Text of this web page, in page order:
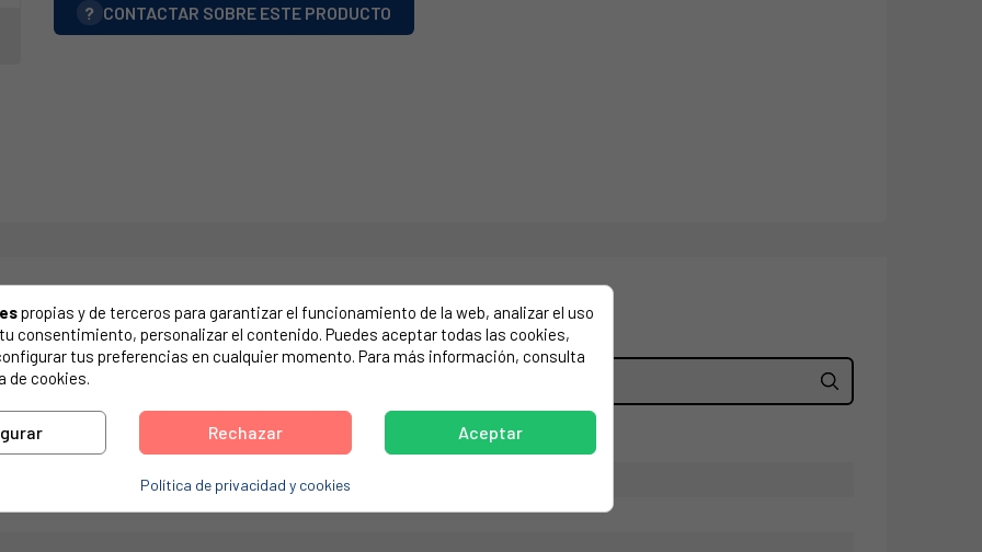
? CONTACTAR SOBRE ESTE PRODUCTO
tu electrodoméstico. Suele estar formado por números y letras.
propias y de terceros para garantizar el funcionamiento de la web, analizar el uso
consentimiento, personalizar el contenido. Puedes aceptar todas las cookies,
tus preferencias en cualquier momento. Para más información, consulta
de cookies.
Rechazar Aceptar
Política de privacidad y cookies